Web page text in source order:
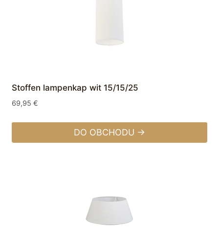
Stoffen lampenkap wit 15/15/25
69,95 €
DO OBCHODU →